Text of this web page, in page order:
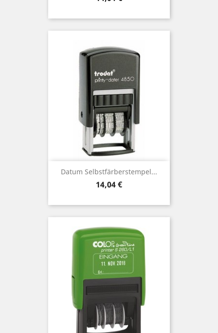
Datum Selbstfärberstempel...
Preis
14,04 €